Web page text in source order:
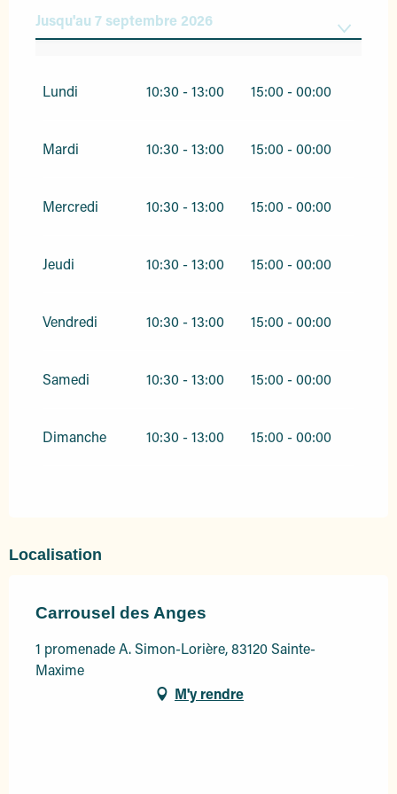
Jusqu'au 7 septembre 2026
Du 8 septembre 2026au2 novembre
Du3 novembre 2026au31 décembre
Lundi 10:30 - 13:00 15:00 - 00:00
Mardi 10:30 - 13:00 15:00 - 00:00
Mercredi 10:30 - 13:00 15:00 - 00:00
Jeudi 10:30 - 13:00 15:00 - 00:00
Vendredi 10:30 - 13:00 15:00 - 00:00
Samedi 10:30 - 13:00 15:00 - 00:00
Dimanche 10:30 - 13:00 15:00 - 00:00
Localisation
Carrousel des Anges
1 promenade A. Simon-Lorière, 83120 Sainte-
Maxime
M'y rendre